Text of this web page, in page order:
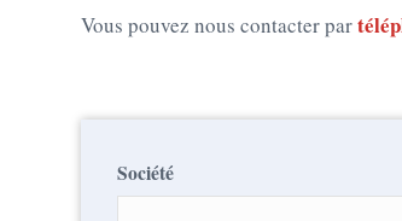
Vous pouvez nous contacter par
Société